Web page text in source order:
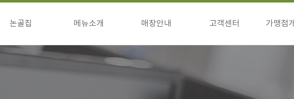
논골집 메뉴소개 매장안내 고객센터
고객의소리
가맹점